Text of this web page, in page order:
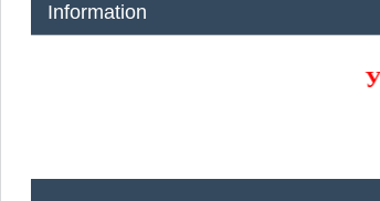
Information